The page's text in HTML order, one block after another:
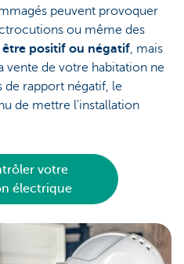
peuvent provoquer
ou même des
être positif ou négatif, mais
vente de votre habitation ne
de rapport négatif, le
de mettre l'installation
votre
électrique